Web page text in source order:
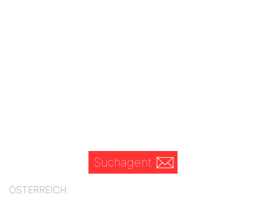
Suchagent
ÖSTERREICH